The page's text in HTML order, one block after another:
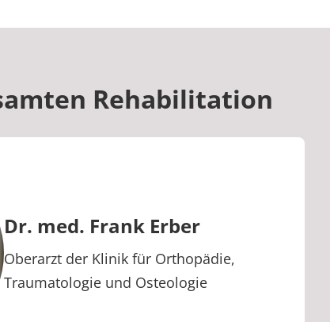
Rehabilitation
Dr. med. Frank Erber
Berufstitel:
Oberarzt der Klinik für Orthopädie,
Traumatologie und Osteologie